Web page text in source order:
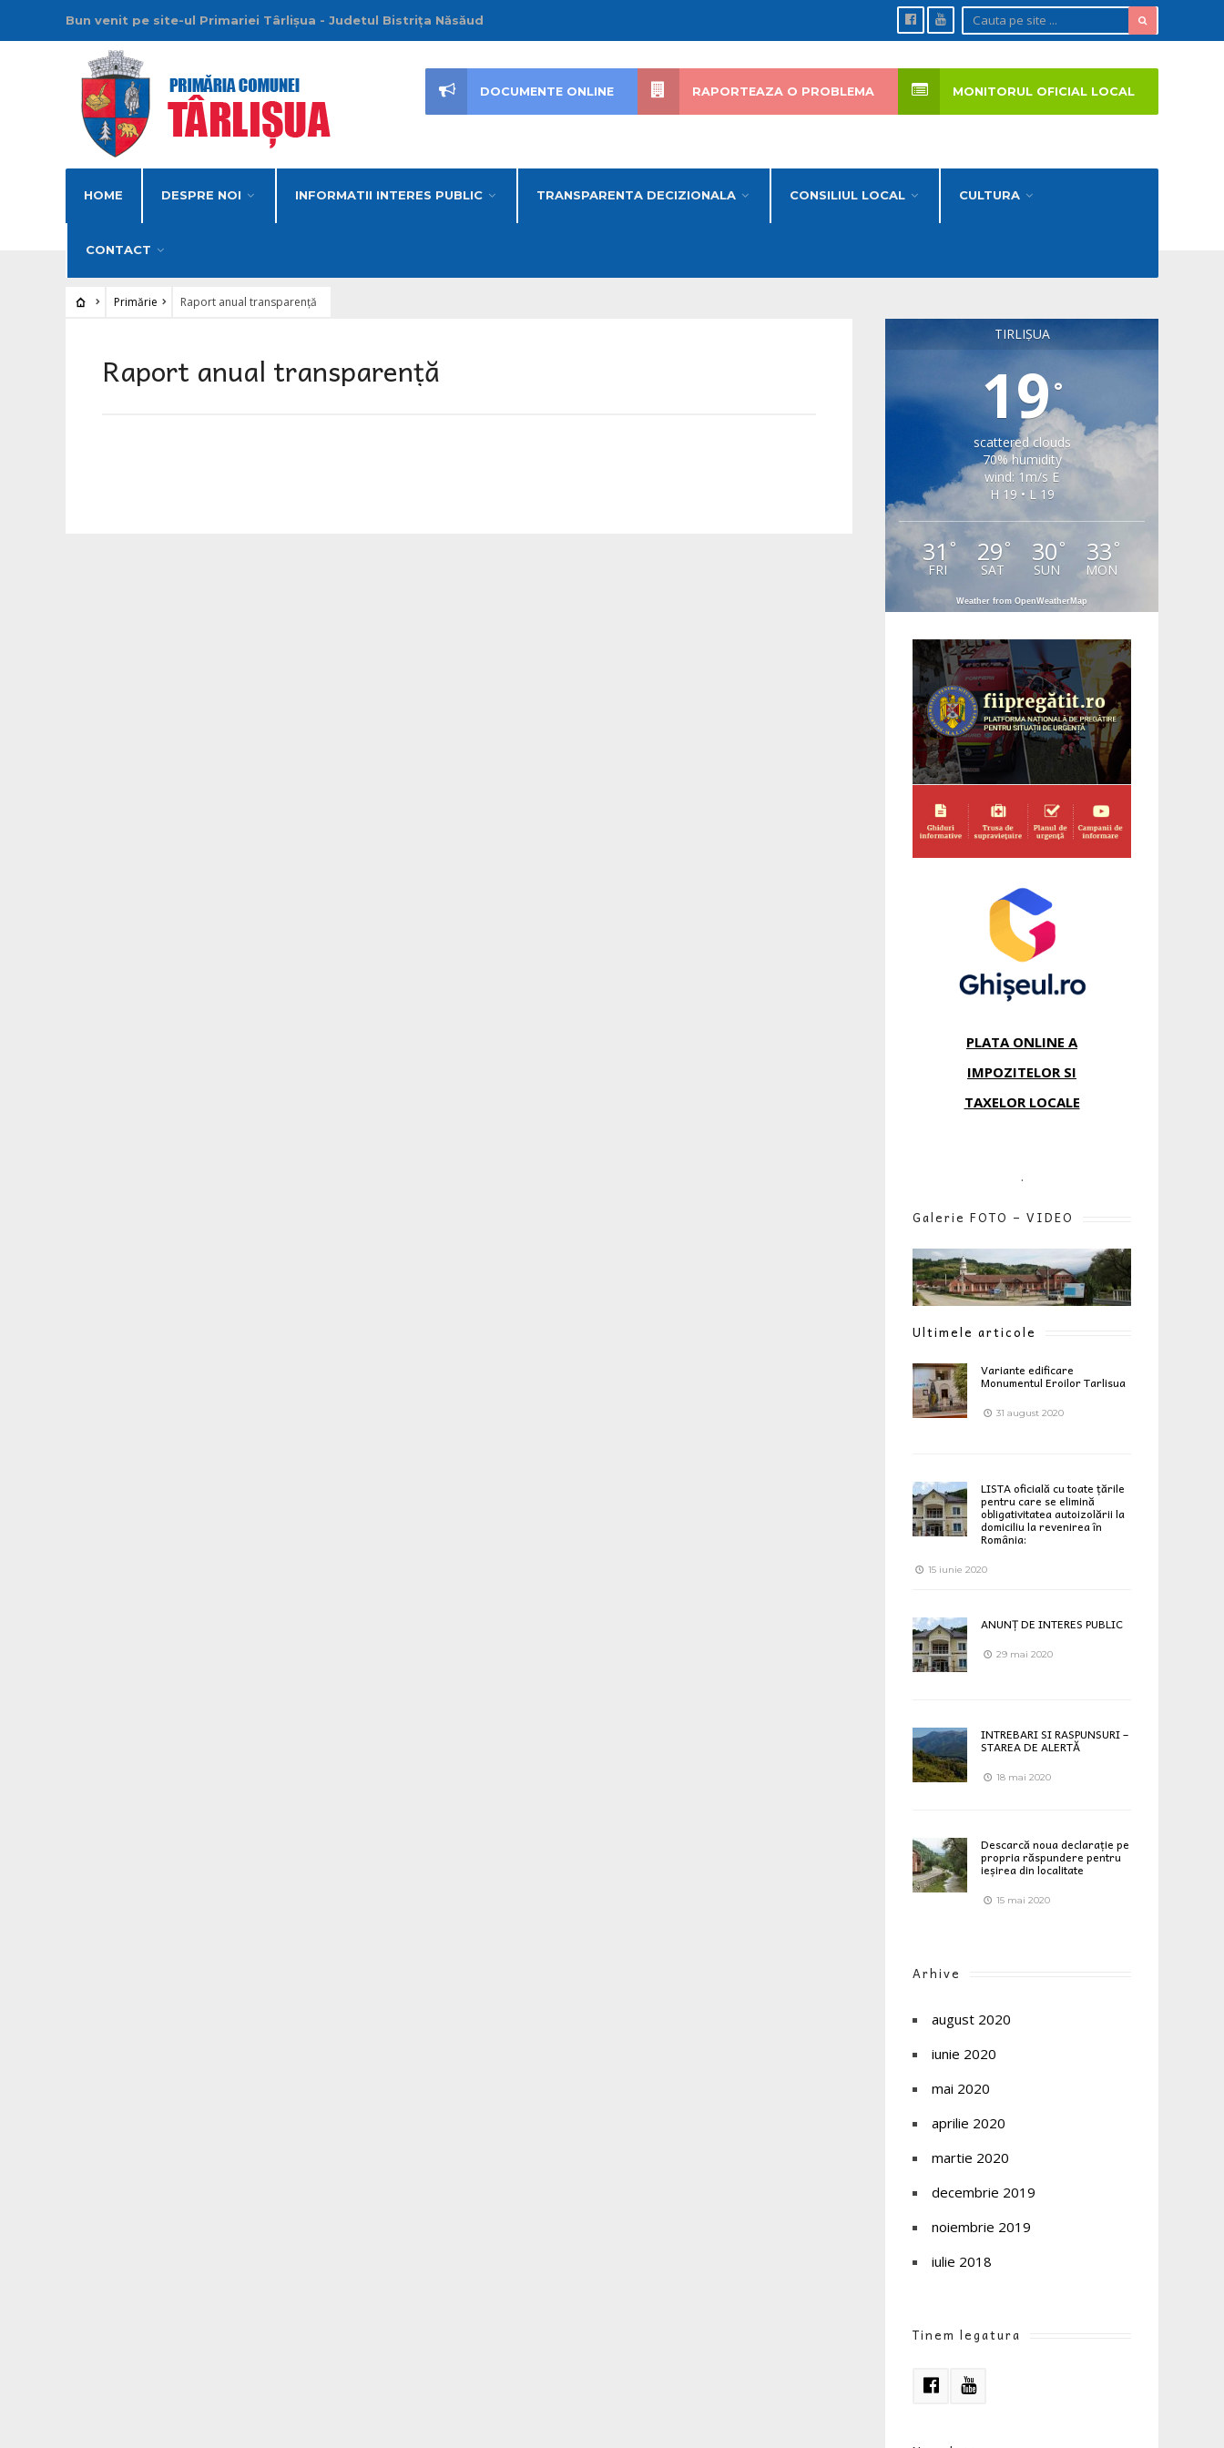
Bun venit pe site-ul Primariei Târlișua - Judetul Bistrița Năsăud
HOME DESPRE NOI INFORMATII INTERES PUBLIC TRANSPARENTA DECIZIONALA CONSILIUL LOCAL CULTURA
CONTACT
DOCUMENTE ONLINE RAPORTEAZA O PROBLEMA MONITORUL OFICIAL LOCAL
Primărie Raport anual transparență
Raport anual transparență
TIRLIȘUA
19°
scattered clouds
70% humidity
wind: 1m/s E
H 19 • L 19
31 °
FRI
29 °
SAT
30 °
SUN
33 °
MON
Weather from OpenWeatherMap
PLATA ONLINE A
IMPOZITELOR SI
TAXELOR LOCALE
.
Galerie FOTO – VIDEO
Ultimele articole
Variante edificare
Monumentul Eroilor Tarlisua
31 august 2020
LISTA oficială cu toate țările
pentru care se elimină
obligativitatea autoizolării la
domiciliu la revenirea în
România:
15 iunie 2020
ANUNȚ DE INTERES PUBLIC
29 mai 2020
INTREBARI SI RASPUNSURI –
STAREA DE ALERTĂ
18 mai 2020
Descarcă noua declarație pe
propria răspundere pentru
ieșirea din localitate
15 mai 2020
Arhive
august 2020
iunie 2020
mai 2020
aprilie 2020
martie 2020
decembrie 2019
noiembrie 2019
iulie 2018
Tinem legatura